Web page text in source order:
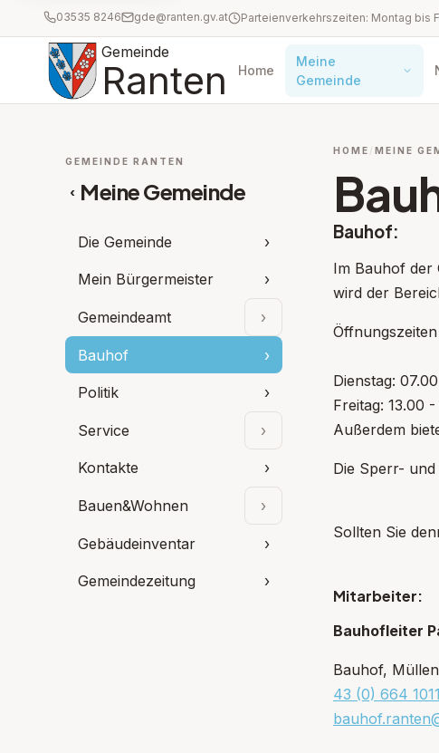
03535 8246 gde@ranten.gv.at
Gemeinde
Ranten Home
Meine
Gemeinde
GEMEINDE RANTEN
‹ Meine Gemeinde
Die Gemeinde ›
Mein Bürgermeister ›
Gemeindeamt ›
Unterpunkte aufklappen:
Bauhof
›
Politik ›
Service ›
Unterpunkte aufklappen:
Kontakte
›
Bauen&Wohnen ›
Unterpunkte aufklappen:
Gebäudeinventar
›
Gemeindezeitung ›
HOME MEINE
Bauhof:
Im Bauhof der
wird der
Dienstag:
Freitag: 13.00
Außerdem
Die Sperr-
Sollten Sie
Mitarbeiter:
Bauhofleiter
Bauhof,
43 (0) 664